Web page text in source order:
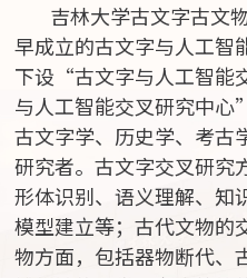
吉林大学古文字古文
早成立的古文字与人工智
下设“古文字与人工智
与人工智能交叉研究中
古文字学、历史学、考古
研究者。古文字交叉研究
形体识别、语义理解、知
模型建立等；古代文物的
物方面，包括器物断代、